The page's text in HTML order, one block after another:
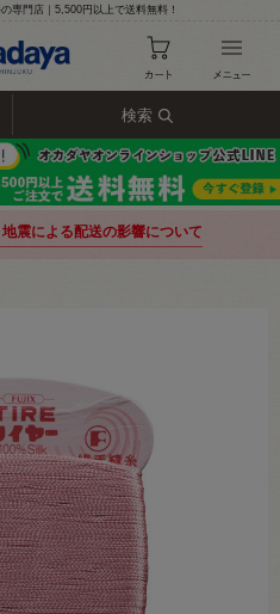
専門店｜5,500円以上で送料無料！
検索
地震による配送の影響について